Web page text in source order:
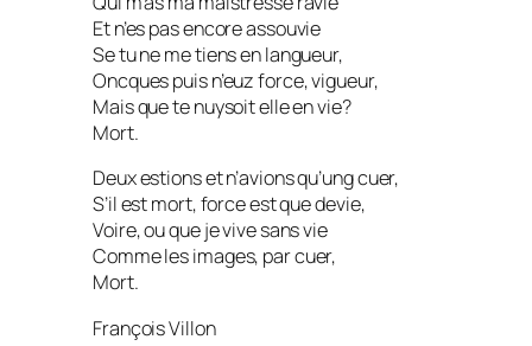
Et n’es pas encore assouvie
Se tu ne me tiens en langueur,
Oncques puis n’euz force, vigueur,
Mais que te nuysoit elle en vie?
Mort.
Deux estions et n’avions qu’ung cuer,
S’il est mort, force est que devie,
Voire, ou que je vive sans vie
Comme les images, par cuer,
Mort.
François Villon